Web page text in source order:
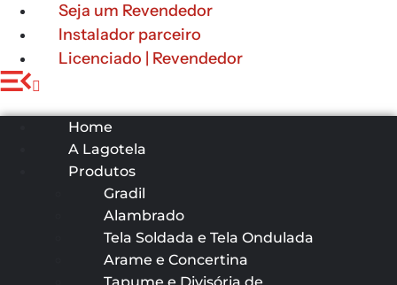
Seja um Revendedor
Instalador parceiro
Licenciado | Revendedor
Home
A Lagotela
Produtos
Gradil
Alambrado
Tela Soldada e Tela Ondulada
Arame e Concertina